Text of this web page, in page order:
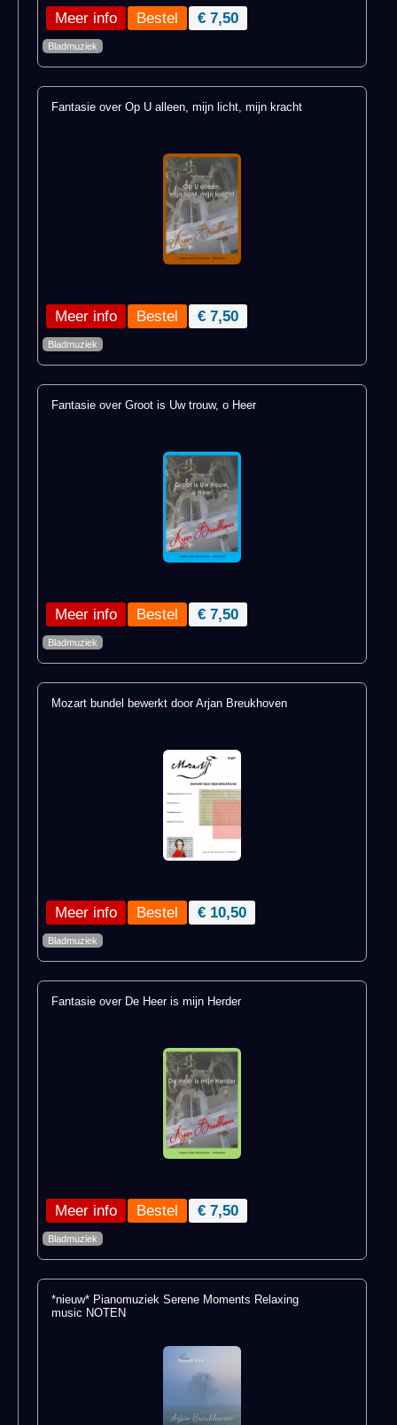
Meer info € 7,50
Bladmuziek
Fantasie over Op U alleen, mijn licht, mijn kracht
Meer info € 7,50
Bladmuziek
Fantasie over Groot is Uw trouw, o Heer
Meer info € 7,50
Bladmuziek
Mozart bundel bewerkt door Arjan Breukhoven
Meer info € 10,50
Bladmuziek
Fantasie over De Heer is mijn Herder
Meer info € 7,50
Bladmuziek
*nieuw* Pianomuziek Serene Moments Relaxing
music NOTEN